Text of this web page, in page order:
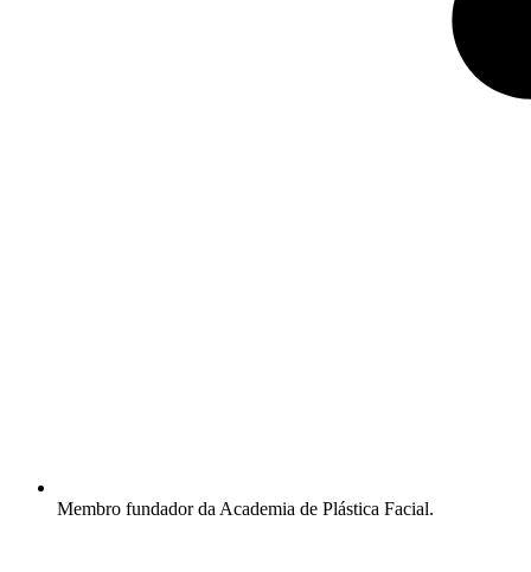
Membro fundador da Academia de Plástica Facial.